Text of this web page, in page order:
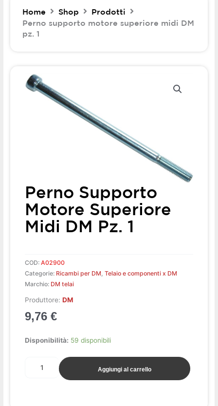
Home Shop
Prodotti
Perno supporto motore superiore midi DM
pz. 1
Perno Supporto
Motore Superiore
Midi DM Pz. 1
COD:A02900
Categorie: Ricambi per DM ,Telaio e componenti x DM
Marchio: DM telai
Produttore:DM
9,76€
Disponibilità: 59 disponibili
Perno
superiore
Aggiungi al carrello